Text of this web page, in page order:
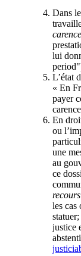
Dans
carence
lui
period"
L’état
« En
payer
En
ou
une
au
ce
les cas
justice